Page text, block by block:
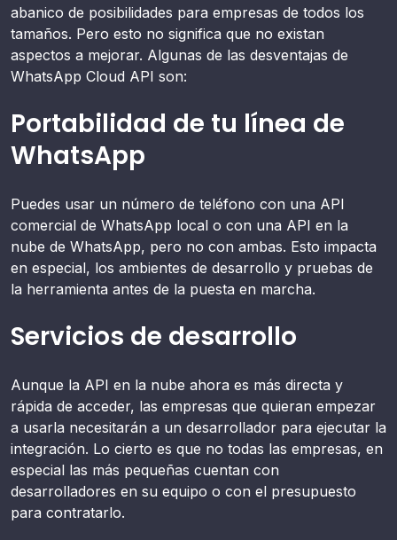
abanico de posibilidades para empresas de todos los
tamaños. Pero esto no significa que no existan
aspectos a mejorar. Algunas de las desventajas de
WhatsApp Cloud API son:
Portabilidad de tu línea de
WhatsApp
Puedes usar un número de teléfono con una API
comercial de WhatsApp local o con una API en la
nube de WhatsApp, pero no con ambas. Esto impacta
en especial, los ambientes de desarrollo y pruebas de
la herramienta antes de la puesta en marcha.
Servicios de desarrollo
Aunque la API en la nube ahora es más directa y
rápida de acceder, las empresas que quieran empezar
a usarla necesitarán a un desarrollador para ejecutar la
integración. Lo cierto es que no todas las empresas, en
especial las más pequeñas cuentan con
desarrolladores en su equipo o con el presupuesto
para contratarlo.